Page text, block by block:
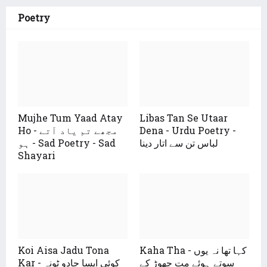
Poetry
Mujhe Tum Yaad Atay
Ho - مجھے تم یاد آتے
ہو - Sad Poetry - Sad
Shayari
Libas Tan Se Utaar
Dena - Urdu Poetry -
لباس تن سے اتار دینا
Koi Aisa Jadu Tona
Kar - کوئی ایسا جادو ٹونہ
Kaha Tha - کہا تھا نہ یوں
سوتے ہوئے مت چھوڑ کے